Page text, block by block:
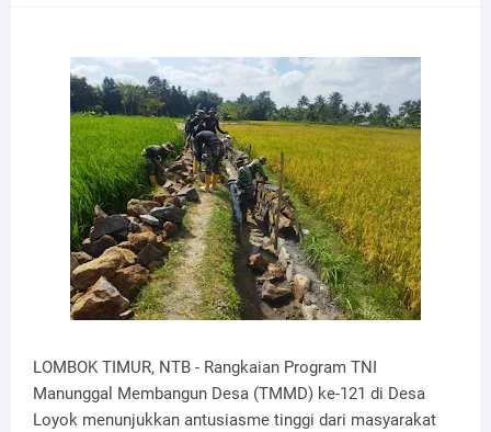
LOMBOK TIMUR, NTB - Rangkaian Program TNI
Manunggal Membangun Desa (TMMD) ke-121 di Desa
Loyok menunjukkan antusiasme tinggi dari masyarakat